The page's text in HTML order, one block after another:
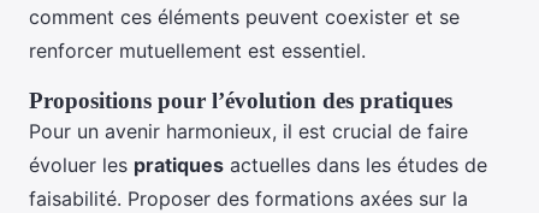
comment ces éléments peuvent coexister et se
renforcer mutuellement est essentiel.
Propositions pour l’évolution des pratiques
Pour un avenir harmonieux, il est crucial de faire
évoluer les pratiques actuelles dans les études de
faisabilité. Proposer des formations axées sur la